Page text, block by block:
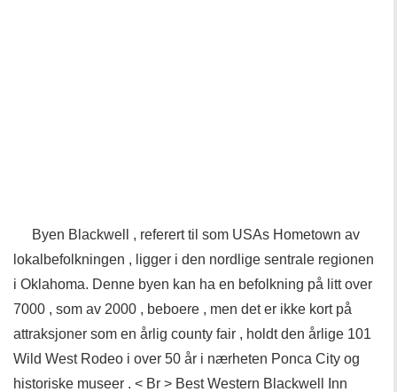
Byen Blackwell , referert til som USAs Hometown av
lokalbefolkningen , ligger i den nordlige sentrale regionen
i Oklahoma. Denne byen kan ha en befolkning på litt over
7000 , som av 2000 , beboere , men det er ikke kort på
attraksjoner som en årlig county fair , holdt den årlige 101
Wild West Rodeo i over 50 år i nærheten Ponca City og
historiske museer . < Br > Best Western Blackwell Inn